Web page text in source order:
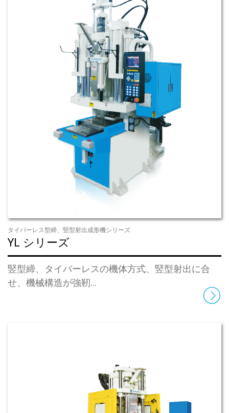
タイバーレス型締、竪型射出成形機シリーズ
YL シリーズ
竪型締、タイバーレスの機体方式、竪型射出に合
せ、機械構造が強靭...